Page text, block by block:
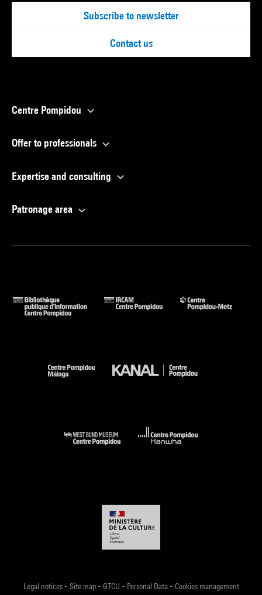
Subscribe to newsletter
Contact us
Centre Pompidou
Offer to professionals
Expertise and consulting
Patronage area
Legal notices- Site map- GTCU - Personal Data- Cookies management